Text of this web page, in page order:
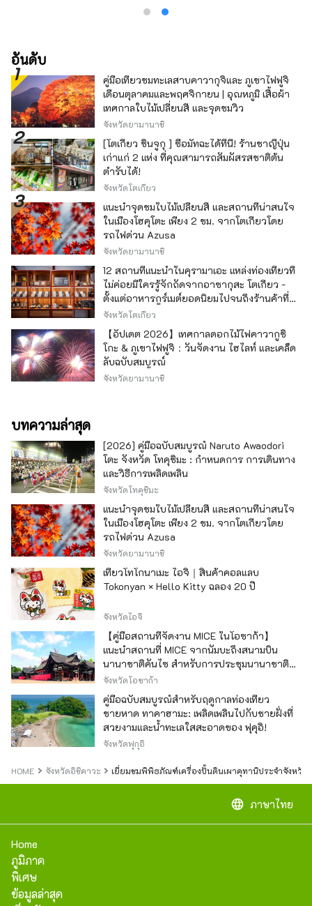
อันดับ
คู่มือเที่ยวชมทะเลสาบคาวากุจิและ ภูเขาไฟฟูจิ
เดือนตุลาคมและพฤศจิกายน | อุณหภูมิ เสื้อผ้า
เทศกาลใบไม้เปลี่ยนสี และจุดชมวิว
จังหวัดยามานาชิ
[โตเกียว ชินจูกุ ] ซื้อมัทฉะได้ที่นี่! ร้านชาญี่ปุ่น
เก่าแก่ 2 แห่ง ที่คุณสามารถสัมผัสรสชาติต้น
ตำรับได้!
จังหวัดโตเกียว
แนะนำจุดชมใบไม้เปลี่ยนสี และสถานที่น่าสนใจ
ในเมืองโฮคุโตะ เพียง 2 ชม. จากโตเกียวโดย
รถไฟด่วน Azusa
จังหวัดยามานาชิ
12 สถานที่แนะนำในคุรามาเอะ แหล่งท่องเที่ยวที่
ไม่ค่อยมีใครรู้จักถัดจากอาซากุสะ โตเกียว -
ตั้งแต่อาหารกูร์เมต์ยอดนิยมไปจนถึงร้านค้าที่มี
เอกลักษณ์ -
จังหวัดโตเกียว
【อัปเดต 2026】เทศกาลดอกไม้ไฟคาวากูชิ
โกะ & ภูเขาไฟฟูจิ：วันจัดงาน ไฮไลท์ และเคล็ด
ลับฉบับสมบูรณ์
จังหวัดยามานาชิ
บทความล่าสุด
[2026] คู่มือฉบับสมบูรณ์ Naruto Awaodori
โตะ จังหวัด โทคุชิมะ : กำหนดการ การเดินทาง
และวิธีการเพลิดเพลิน
จังหวัดโทคุชิมะ
แนะนำจุดชมใบไม้เปลี่ยนสี และสถานที่น่าสนใจ
ในเมืองโฮคุโตะ เพียง 2 ชม. จากโตเกียวโดย
รถไฟด่วน Azusa
จังหวัดยามานาชิ
เที่ยวโทโกนาเมะ ไอจิ｜สินค้าคอลแลบ
Tokonyan × Hello Kitty ฉลอง 20 ปี
จังหวัดไอจิ
【คู่มือสถานที่จัดงาน MICE ในโอซาก้า】
แนะนำสถานที่ MICE จากนัมบะถึงสนามบิน
นานาชาติคันไซ สำหรับการประชุมนานาชาติ
และกิจกรรมองค์กร
จังหวัดโอซาก้า
คู่มือฉบับสมบูรณ์สำหรับฤดูกาลท่องเที่ยว
ชายหาด ทาคาฮามะ: เพลิดเพลินไปกับชายฝั่งที่
สวยงามและน้ำทะเลใสสะอาดของ ฟุคุอิ!
จังหวัดฟุกุอิ
HOME จังหวัดอิชิคาวะ เยี่ยมชมพิพิธภัณฑ์เครื่องปั้นดินเผาคุทานิประจำจังหวั
language ภาษาไทย
Home
ภูมิภาค
พิเศษ
ข้อมูลล่าสุด